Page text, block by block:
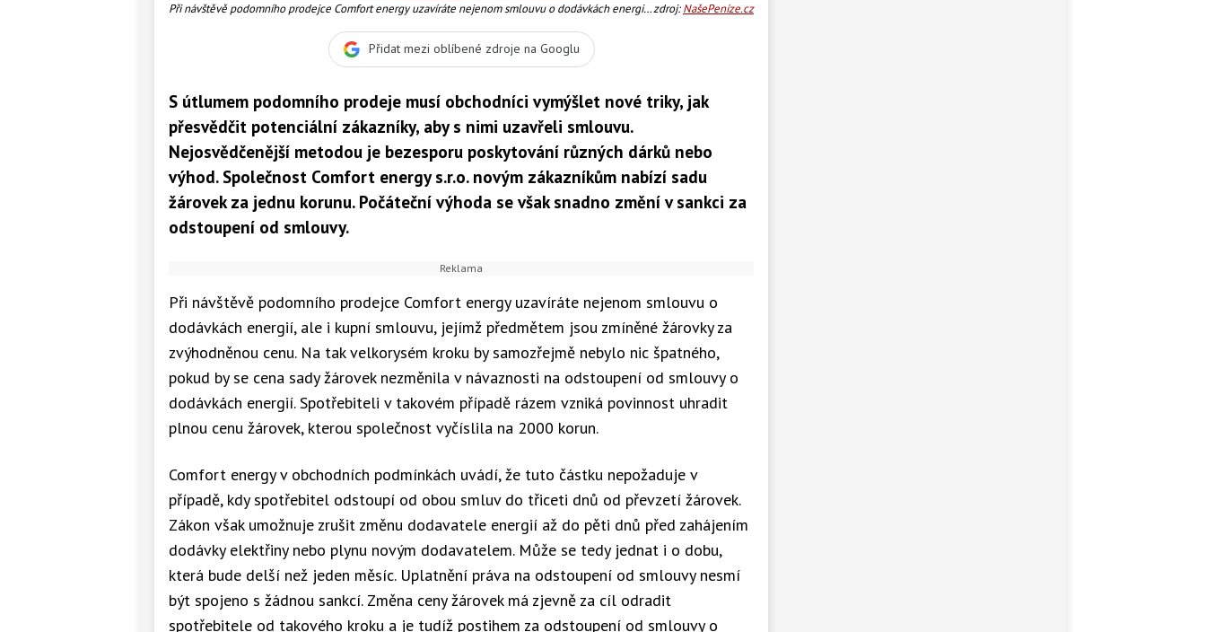
Při návštěvě podomního prodejce Comfort energy uzavíráte nejenom smlouvu o dodávkách energií, zdroj:NašePeníze.cz
Přidat mezi oblíbené zdroje na Googlu
S útlumem podomního prodeje musí obchodníci vymýšlet nové triky, jak
přesvědčit potenciální zákazníky, aby s nimi uzavřeli smlouvu.
Nejosvědčenější metodou je bezesporu poskytování různých dárků nebo
výhod. Společnost Comfort energy s.r.o. novým zákazníkům nabízí sadu
žárovek za jednu korunu. Počáteční výhoda se však snadno změní v sankci za
odstoupení od smlouvy.
Při návštěvě podomního prodejce Comfort energy uzavíráte nejenom smlouvu o
dodávkách energií, ale i kupní smlouvu, jejímž předmětem jsou zmíněné žárovky za
zvýhodněnou cenu. Na tak velkorysém kroku by samozřejmě nebylo nic špatného,
pokud by se cena sady žárovek nezměnila v návaznosti na odstoupení od smlouvy o
dodávkách energií. Spotřebiteli v takovém případě rázem vzniká povinnost uhradit
plnou cenu žárovek, kterou společnost vyčíslila na 2000 korun.
Comfort energy v obchodních podmínkách uvádí, že tuto částku nepožaduje v
případě, kdy spotřebitel odstoupí od obou smluv do třiceti dnů od převzetí žárovek.
Zákon však umožnuje zrušit změnu dodavatele energií až do pěti dnů před zahájením
dodávky elektřiny nebo plynu novým dodavatelem. Může se tedy jednat i o dobu,
která bude delší než jeden měsíc. Uplatnění práva na odstoupení od smlouvy nesmí
být spojeno s žádnou sankcí. Změna ceny žárovek má zjevně za cíl odradit
spotřebitele od takového kroku a je tudíž postihem za odstoupení od smlouvy o